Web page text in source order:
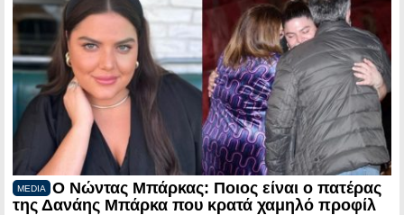
MEDIA
Ο Νώντας Μπάρκας: Ποιος είναι ο πατέρας
της Δανάης Μπάρκα που κρατά χαμηλό προφίλ